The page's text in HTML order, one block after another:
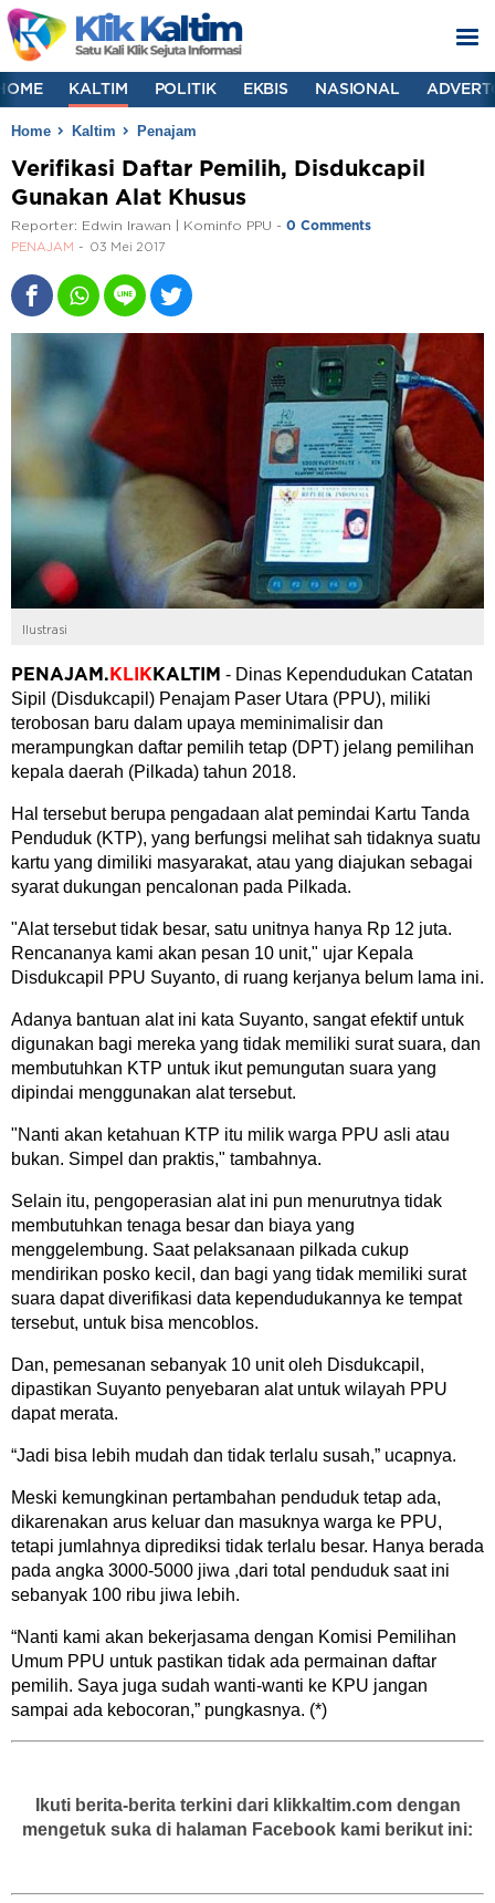
KALTIM POLITIK EKBIS NASIONAL
Home Kaltim Penajam
Verifikasi Daftar Pemilih, Disdukcapil
Gunakan Alat Khusus
Reporter: Edwin Irawan | Kominfo PPU - 0 Comments
PENAJAM 03 Mei 2017
Ilustrasi
PENAJAM . KLIK KALTIM - Dinas Kependudukan Catatan
Sipil (Disdukcapil) Penajam Paser Utara (PPU), miliki
terobosan baru dalam upaya meminimalisir dan
merampungkan daftar pemilih tetap (DPT) jelang pemilihan
kepala daerah (Pilkada) tahun 2018.
Hal tersebut berupa pengadaan alat pemindai Kartu Tanda
Penduduk (KTP), yang berfungsi melihat sah tidaknya suatu
kartu yang dimiliki masyarakat, atau yang diajukan sebagai
syarat dukungan pencalonan pada Pilkada.
"Alat tersebut tidak besar, satu unitnya hanya Rp 12 juta.
Rencananya kami akan pesan 10 unit," ujar Kepala
Disdukcapil PPU Suyanto, di ruang kerjanya belum lama ini.
Adanya bantuan alat ini kata Suyanto, sangat efektif untuk
digunakan bagi mereka yang tidak memiliki surat suara, dan
membutuhkan KTP untuk ikut pemungutan suara yang
dipindai menggunakan alat tersebut.
"Nanti akan ketahuan KTP itu milik warga PPU asli atau
bukan. Simpel dan praktis," tambahnya.
Selain itu, pengoperasian alat ini pun menurutnya tidak
membutuhkan tenaga besar dan biaya yang
menggelembung. Saat pelaksanaan pilkada cukup
mendirikan posko kecil, dan bagi yang tidak memiliki surat
suara dapat diverifikasi data kependudukannya ke tempat
tersebut, untuk bisa mencoblos.
Dan, pemesanan sebanyak 10 unit oleh Disdukcapil,
dipastikan Suyanto penyebaran alat untuk wilayah PPU
dapat merata.
“Jadi bisa lebih mudah dan tidak terlalu susah,” ucapnya.
Meski kemungkinan pertambahan penduduk tetap ada,
dikarenakan arus keluar dan masuknya warga ke PPU,
tetapi jumlahnya diprediksi tidak terlalu besar. Hanya berada
pada angka 3000-5000 jiwa ,dari total penduduk saat ini
sebanyak 100 ribu jiwa lebih.
“Nanti kami akan bekerjasama dengan Komisi Pemilihan
Umum PPU untuk pastikan tidak ada permainan daftar
pemilih. Saya juga sudah wanti-wanti ke KPU jangan
sampai ada kebocoran,” pungkasnya. (*)
Ikuti berita-berita terkini dari klikkaltim.com dengan
mengetuk suka di halaman Facebook kami berikut ini: